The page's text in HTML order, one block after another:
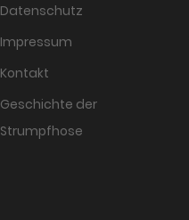
Datenschutz
Impressum
Kontakt
Geschichte der
Strumpfhose